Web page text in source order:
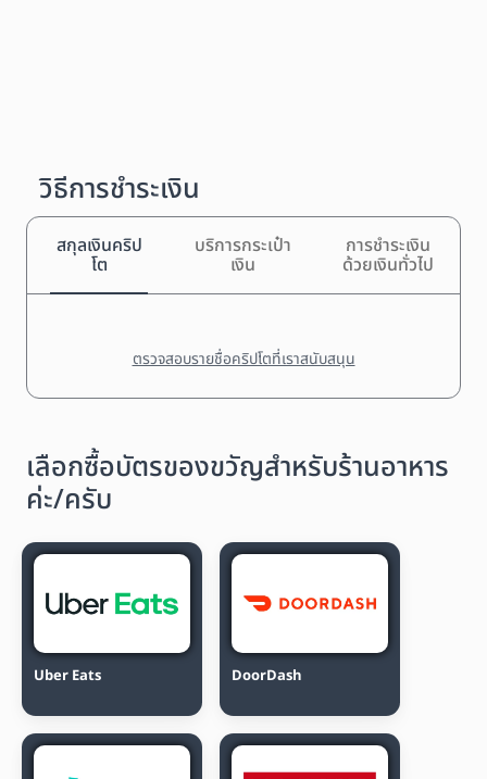
วิธีการชำระเงิน
สกุลเงินคริป
โต
บริการกระเป๋า
เงิน
การชำระเงิน
ด้วยเงินทั่วไป
ตรวจสอบรายชื่อคริปโตที่เราสนับสนุน
เลือกซื้อบัตรของขวัญสำหรับร้านอาหาร
ค่ะ/ครับ
Uber Eats DoorDash